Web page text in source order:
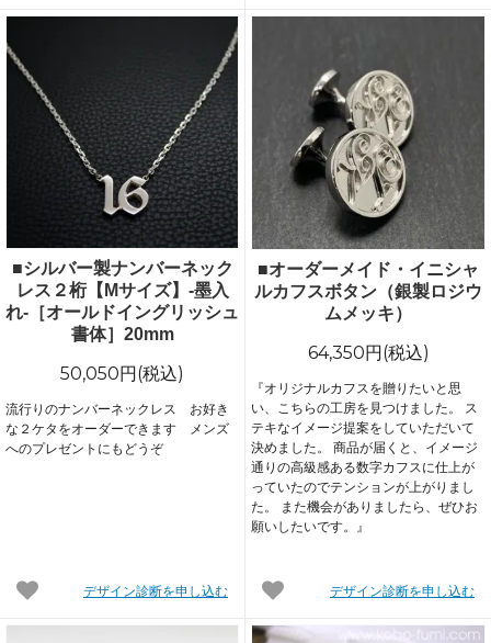
■シルバー製ナンバーネック
レス２桁【Mサイズ】-墨入
れ-［オールドイングリッシュ
書体］20mm
50,050円(税込)
流行りのナンバーネックレス お好き
な２ケタをオーダーできます メンズ
へのプレゼントにもどうぞ
デザイン診断を申し込む
■オーダーメイド・イニシャ
ルカフスボタン（銀製ロジウ
ムメッキ）
64,350円(税込)
『オリジナルカフスを贈りたいと思
い、こちらの工房を見つけました。 ス
テキなイメージ提案をしていただいて
決めました。 商品が届くと、イメージ
通りの高級感ある数字カフスに仕上が
っていたのでテンションが上がりまし
た。 また機会がありましたら、ぜひお
願いしたいです。』
デザイン診断を申し込む